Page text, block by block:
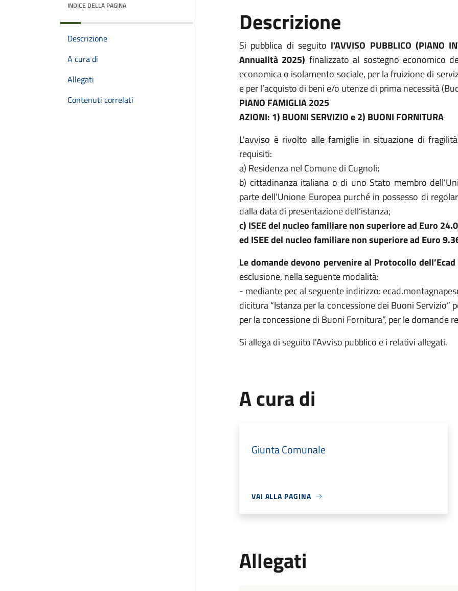
INDICE DELLA PAGINA
Descrizione
A cura di
Allegati
Contenuti correlati
Descrizione
Si pubblica di seguito l'AVVISO PUBBLICO (PIANO
Annualità 2025) finalizzato al sostegno economico
economica o isolamento sociale, per la fruizione di
e per l’acquisto di beni e/o utenze di prima necessità
PIANO FAMIGLIA 2025
AZIONI: 1) BUONI SERVIZIO e 2) BUONI FORNITURA
L'avviso è rivolto alle famiglie in situazione di
requisiti:
a) Residenza nel Comune di Cugnoli;
b) cittadinanza italiana o di uno Stato membro
parte dell’Unione Europea purché in possesso di
dalla data di presentazione dell’istanza;
c) ISEE del nucleo familiare non superiore ad Euro
ed ISEE del nucleo familiare non superiore ad Euro
Le domande devono pervenire al Protocollo
esclusione, nella seguente modalità:
- mediante pec al seguente indirizzo:
dicitura “Istanza per la concessione dei Buoni Servizio”
per la concessione di Buoni Fornitura”, per le domande
Si allega di seguito l'Avviso pubblico e i relativi allegati.
A cura di
Giunta Comunale
VAI ALLA PAGINA
Allegati